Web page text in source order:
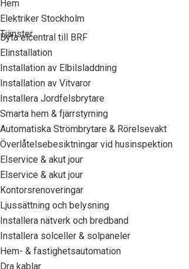
Hem
Elektriker Stockholm
Tjänster
Byta elcentral till BRF
Elinstallation
Installation av Elbilsladdning
Installation av Vitvaror
Installera Jordfelsbrytare
Smarta hem & fjärrstyrning
Automatiska Strömbrytare & Rörelsevakt
Överlåtelsebesiktningar vid husinspektion
Elservice & akut jour
Elservice & akut jour
Kontorsrenoveringar
Ljussättning och belysning
Installera nätverk och bredband
Installera solceller & solpaneler
Hem- & fastighetsautomation
Dra kablar